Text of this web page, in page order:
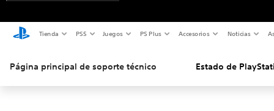
Tienda PS5 Juegos PS Plus Accesorios Noticias
Página principal de soporte técnico Estado de